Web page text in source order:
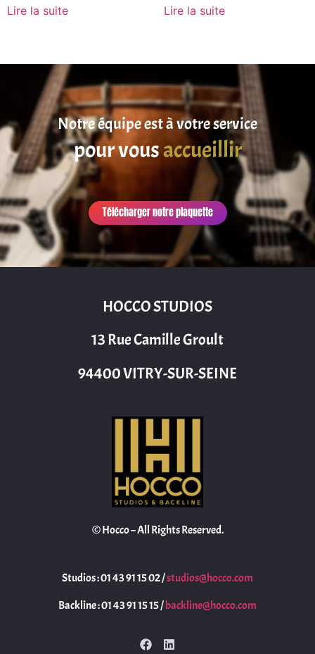
Lire la suite Lire la suite
Notre équipe est à votre service
pour vousaccueillir
Télécharger notre plaquette
HOCCO STUDIOS
13 Rue Camille Groult
94400 VITRY-SUR-SEINE
© Hocco – All Rights Reserved.
Studios : 01 43 91 15 02 /studios@hocco.com
Backline : 01 43 91 15 15 /backline@hocco.com